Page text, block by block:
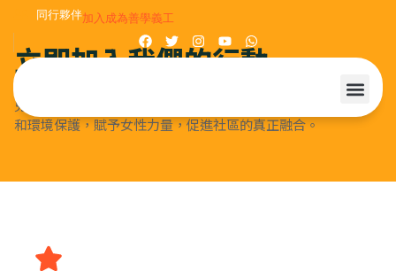
同行夥伴加入成為善學義工
立即加入我們的行動
我們致力於支持有需要的人，通過您的支持，我們可以為SEN
兒童及其照顧者提供更好的資源和幫助。與我們一起推動文化
和環境保護，賦予女性力量，促進社區的真正融合。